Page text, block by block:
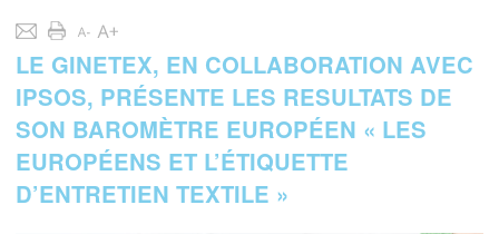
LE GINETEX, EN COLLABORATION AVEC
IPSOS, PRÉSENTE LES RESULTATS DE
SON BAROMÈTRE EUROPÉEN « LES
EUROPÉENS ET L’ÉTIQUETTE
D’ENTRETIEN TEXTILE »